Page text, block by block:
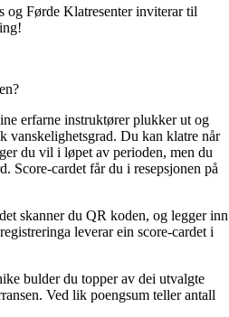
og Førde Klatresenter inviterar til
erfarne instruktører plukker ut og
vanskelighetsgrad. Du kan klatre når
du vil i løpet av perioden, men du
Score-cardet får du i resepsjonen på
skanner du QR koden, og legger inn
leverar ein score-cardet i
bulder du topper av dei utvalgte
Ved lik poengsum teller antall